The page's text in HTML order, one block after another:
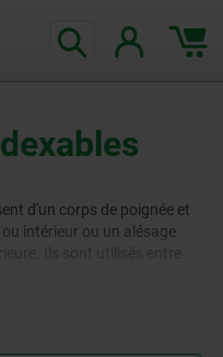
d'un corps de poignée et
intérieur ou un alésage
lorsqu'un